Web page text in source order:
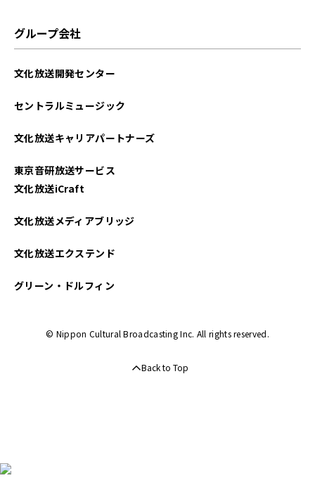
グループ会社
文化放送開発センター
セントラルミュージック
文化放送キャリアパートナーズ
東京音研放送サービス
文化放送iCraft
文化放送メディアブリッジ
文化放送エクステンド
グリーン・ドルフィン
© Nippon Cultural Broadcasting Inc. All rights reserved.
Back to Top